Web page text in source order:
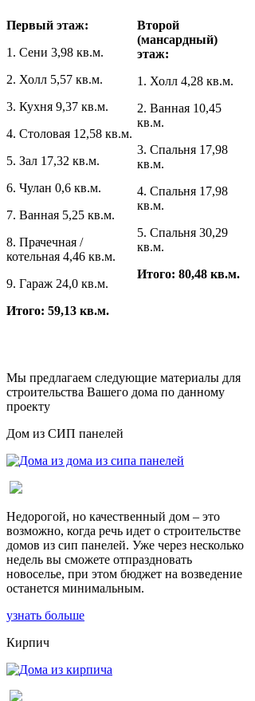
Первый этаж:
1. Сени 3,98 кв.м.
2. Холл 5,57 кв.м.
3. Кухня 9,37 кв.м.
4. Столовая 12,58 кв.м.
5. Зал 17,32 кв.м.
6. Чулан 0,6 кв.м.
7. Ванная 5,25 кв.м.
8. Прачечная /
котельная 4,46 кв.м.
9. Гараж 24,0 кв.м.
Итого: 59,13 кв.м.
Второй
(мансардный)
этаж:
1. Холл 4,28 кв.м.
2. Ванная 10,45
кв.м.
3. Спальня 17,98
кв.м.
4. Спальня 17,98
кв.м.
5. Спальня 30,29
кв.м.
Итого: 80,48 кв.м.
Мы предлагаем следующие материалы для
строительства Вашего дома по данному
проекту
Дом из СИП панелей
Недорогой, но качественный дом – это
возможно, когда речь идет о строительстве
домов из сип панелей. Уже через несколько
недель вы сможете отпраздновать
новоселье, при этом бюджет на возведение
останется минимальным.
узнать больше
Кирпич